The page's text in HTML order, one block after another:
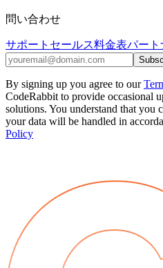
問い合わせ
サポート セールス料金表パート
By signing up you agree to our
CodeRabbit to provide occasional
solutions. You understand that you
your data will be handled in
Policy